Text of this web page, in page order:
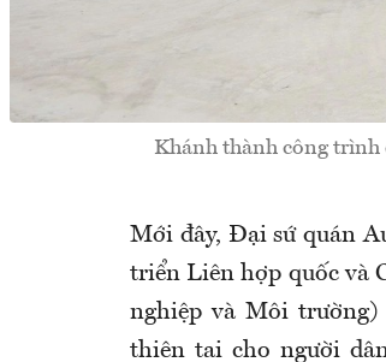
Khánh thành công trình
Mới đây, Đại sứ quán
triển Liên hợp quốc và
nghiệp và Môi
thiên tai cho người